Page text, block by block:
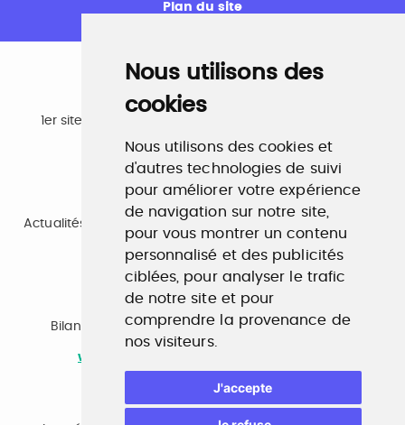
Nous utilisons des
cookies
Nous utilisons des cookies et
d'autres technologies de suivi
pour améliorer votre expérience
de navigation sur notre site,
pour vous montrer un contenu
personnalisé et des publicités
ciblées, pour analyser le trafic
de notre site et pour
comprendre la provenance de
nos visiteurs.
J'accepte
Plan du site
Emploi
1er site emploi du secteur culturel 784.000 visites et
www.profilculture.com
Formation
Actualités, guide et annuaire des formations aux métiers
de la culture.
www.profilculture-formation.com
Accompagnement professionnel
Bilan de compétences, coaching, techniques de
recherche d'emploi, entretien conseil.
www.profilculture-competences.com